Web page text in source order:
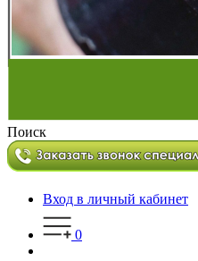
Поиск
Вход в личный кабинет
0